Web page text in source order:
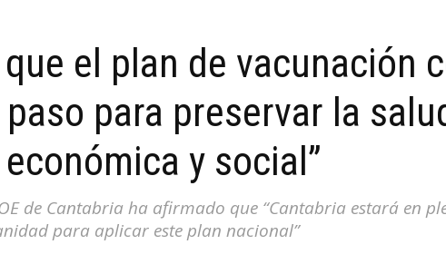
el plan de vacunación
paso para preservar la
y social”
de Cantabria ha afirmado que “Cantabria estará en
para aplicar este plan nacional”